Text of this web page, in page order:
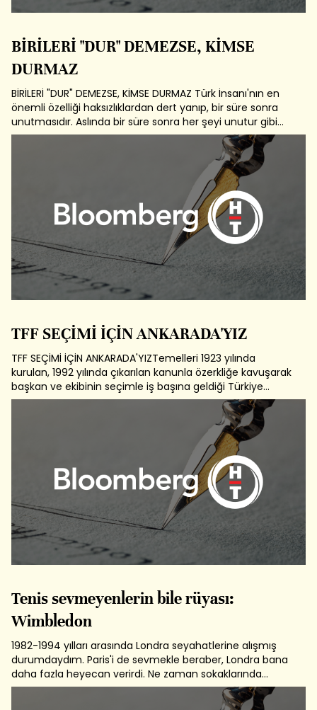
BİRİLERİ "DUR" DEMEZSE, KİMSE
DURMAZ
BİRİLERİ "DUR" DEMEZSE, KİMSE DURMAZ Türk İnsanı'nın en
önemli özelliği haksızlıklardan dert yanıp, bir süre sonra
unutmasıdır. Aslında bir süre sonra her şeyi unutur gibi
gözükse de, hiçbir zaman unutmaz. Sadece alışır. Ancak
alışmak demek haksızlığa karşı sürekli olarak kayıtsız
TFF SEÇİMİ İÇİN ANKARADA'YIZ
TFF SEÇİMİ İÇİN ANKARADA'YIZTemelleri 1923 yılında
kurulan, 1992 yılında çıkarılan kanunla özerkliğe kavuşarak
başkan ve ekibinin seçimle iş başına geldiği Türkiye
Futbol Federasyonu'nun bu seferki seçimli genel kuruluna
delege olarak katıldık. Kurulduğu tarihten beri FIFA, 1962'de
Tenis sevmeyenlerin bile rüyası:
Wimbledon
1982-1994 yılları arasında Londra seyahatlerine alışmış
durumdaydım. Paris'i de sevmekle beraber, Londra bana
daha fazla heyecan verirdi. Ne zaman sokaklarında
dolaşsam bir imparatorluğun başkentinde olduğumu
hissettiğim bu yerde, şaşırdığım birçok detaya da